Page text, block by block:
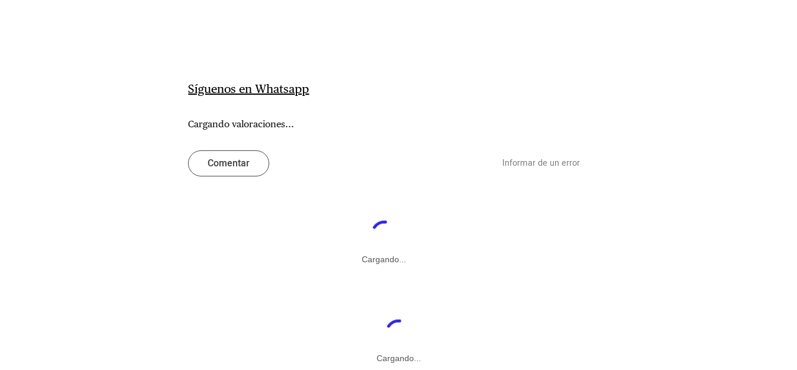
Síguenos en Whatsapp
Cargando valoraciones...
Comentar Informar de un error
Cargando...
Cargando...